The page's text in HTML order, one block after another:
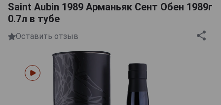
Saint Aubin 1989 Арманьяк Сент Обен 1989г
0.7л в тубе
Оставить отзыв